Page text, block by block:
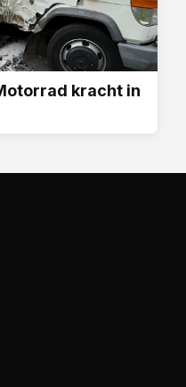
kracht in